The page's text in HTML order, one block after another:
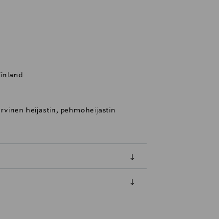
heijastin, pehmoheijastin